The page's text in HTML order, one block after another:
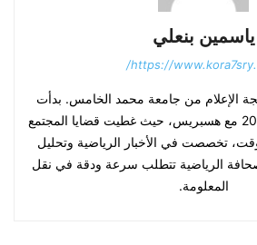
ياسمين بنعلي
https://
الإعلام من جامعة محمد الخامس. بدأت
العمل الصحفي سنة 2016 مع هسبريس، حيث غطيت قضايا المجتمع
تخصصت في الأخبار الرياضية وتحليل
الرياضية تتطلب سرعة ودقة في نقل
المعلومة.